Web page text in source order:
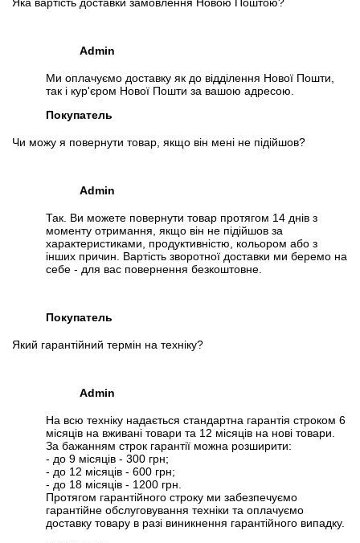
Admin
Ми оплачуємо доставку як до відділення Нової Пошти,
так і кур'єром Нової Пошти за вашою адресою.
Покупатель
Чи можу я повернути товар, якщо він мені не підійшов?
Admin
Так. Ви можете повернути товар протягом 14 днів з
моменту отримання, якщо він не підійшов за
характеристиками, продуктивністю, кольором або з
інших причин. Вартість зворотної доставки ми беремо на
себе - для вас повернення безкоштовне.
Покупатель
Який гарантійний термін на техніку?
Admin
На всю техніку надається стандартна гарантія строком 6
місяців на вживані товари та 12 місяців на нові товари.
За бажанням строк гарантії можна розширити:
- до 9 місяців - 300 грн;
- до 12 місяців - 600 грн;
- до 18 місяців - 1200 грн.
Протягом гарантійного строку ми забезпечуємо
гарантійне обслуговування техніки та оплачуємо
доставку товару в разі виникнення гарантійного випадку.